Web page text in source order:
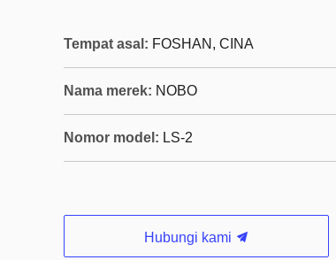
Tempat asal: FOSHAN, CINA
Nama merek: NOBO
Nomor model: LS-2
Hubungi kami